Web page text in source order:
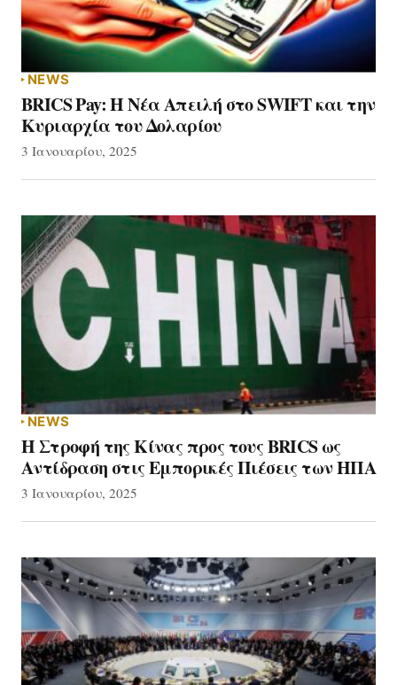
NEWS
BRICS Pay: Η Νέα Απειλή στο SWIFT και την
Κυριαρχία του Δολαρίου
3 Ιανουαρίου, 2025
NEWS
Η Στροφή της Κίνας προς τους BRICS ως
Αντίδραση στις Εμπορικές Πιέσεις των ΗΠΑ
3 Ιανουαρίου, 2025